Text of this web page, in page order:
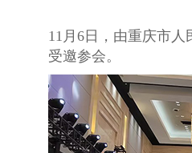
11月6日，由重庆市
受邀参会。